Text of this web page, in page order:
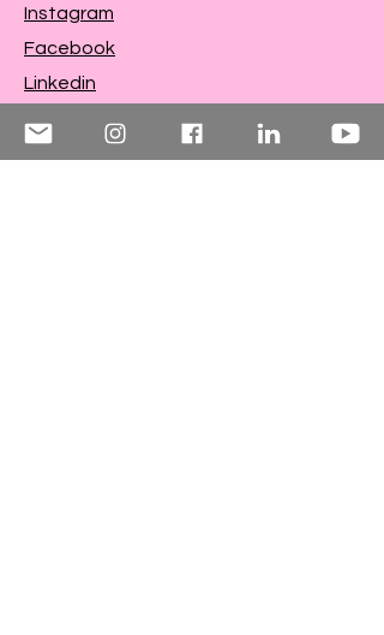
Instagram
Facebook
Linkedin